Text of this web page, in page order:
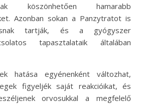
köszönhetően hamarabb
Azonban sokan a Panzytratot is
tartják, és a gyógyszer
tapasztalataik általában
hatása egyénenként változhat,
figyeljék saját reakcióikat, és
orvosukkal a megfelelő